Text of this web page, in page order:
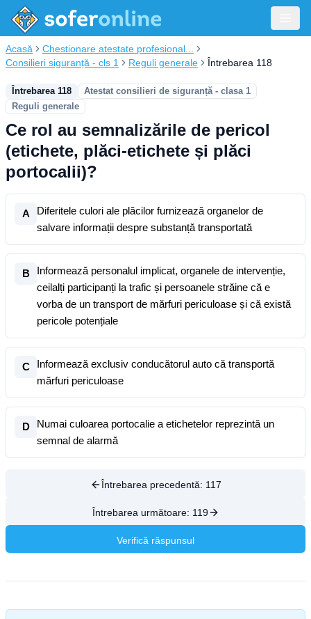
Acasă
Chestionare atestate profesional...
Consilieri siguranță - cls 1
Reguli generale Întrebarea 118
Întrebarea 118
Atestat consilieri de siguranță - clasa 1
Reguli generale
Ce rol au semnalizările de pericol
(etichete, plăci-etichete și plăci
portocalii)?
A
Diferitele culori ale plăcilor furnizează organelor de
salvare informații despre substanță transportată
B
Informează personalul implicat, organele de intervenție,
ceilalți participanți la trafic și persoanele străine că e
vorba de un transport de mărfuri periculoase și că există
pericole potențiale
C
Informează exclusiv conducătorul auto că transportă
mărfuri periculoase
D
Numai culoarea portocalie a etichetelor reprezintă un
semnal de alarmă
Întrebarea precedentă: 117
Întrebarea următoare: 119
Verifică răspunsul